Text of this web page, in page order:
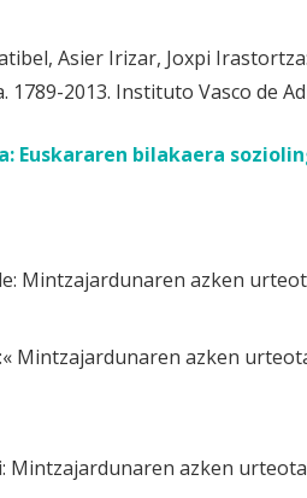
Asier Irizar, Joxpi Irastortza:
1789-2013. Instituto Vasco de
Euskararen bilakaera
Mintzajardunaren azken
« Mintzajardunaren azken
Mintzajardunaren azken